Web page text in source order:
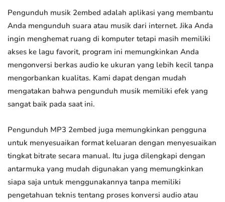
Pengunduh musik 2embed adalah aplikasi yang membantu
Anda mengunduh suara atau musik dari internet. Jika Anda
ingin menghemat ruang di komputer tetapi masih memiliki
akses ke lagu favorit, program ini memungkinkan Anda
mengonversi berkas audio ke ukuran yang lebih kecil tanpa
mengorbankan kualitas. Kami dapat dengan mudah
mengatakan bahwa pengunduh musik memiliki efek yang
sangat baik pada saat ini.
Pengunduh MP3 2embed juga memungkinkan pengguna
untuk menyesuaikan format keluaran dengan menyesuaikan
tingkat bitrate secara manual. Itu juga dilengkapi dengan
antarmuka yang mudah digunakan yang memungkinkan
siapa saja untuk menggunakannya tanpa memiliki
pengetahuan teknis tentang proses konversi audio atau